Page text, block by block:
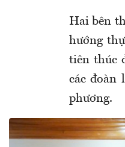
Hai bên
hướng
tiên thúc
các đoàn
phương.